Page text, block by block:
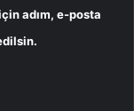
adım, e-posta